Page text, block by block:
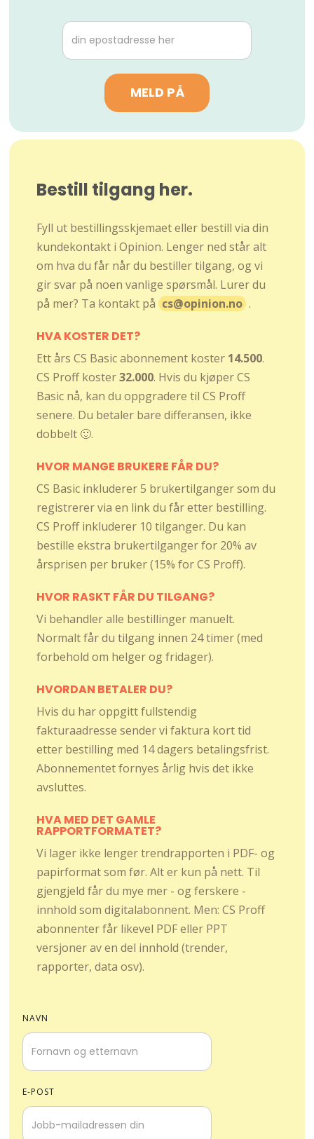
Bestill tilgang her.
Fyll ut bestillingsskjemaet eller bestill via din
kundekontakt i Opinion. Lenger ned står alt
om hva du får når du bestiller tilgang, og vi
gir svar på noen vanlige spørsmål. Lurer du
på mer? Ta kontakt på cs@opinion.no .
HVA KOSTER DET?
Ett års CS Basic abonnement koster 14.500.
CS Proff koster32.000. Hvis du kjøper CS
Basic nå, kan du oppgradere til CS Proff
senere. Du betaler bare differansen, ikke
dobbelt 🙂.
HVOR MANGE BRUKERE FÅR DU?
CS Basic inkluderer 5 brukertilganger som du
registrerer via en link du får etter bestilling.
CS Proff inkluderer 10 tilganger. Du kan
bestille ekstra brukertilganger for 20% av
årsprisen per bruker (15% for CS Proff).
HVOR RASKT FÅR DU TILGANG?
Vi behandler alle bestillinger manuelt.
Normalt får du tilgang innen 24 timer (med
forbehold om helger og fridager).
HVORDAN BETALER DU?
Hvis du har oppgitt fullstendig
fakturaadresse sender vi faktura kort tid
etter bestilling med 14 dagers betalingsfrist.
Abonnementet fornyes årlig hvis det ikke
avsluttes.
HVA MED DET GAMLE
RAPPORTFORMATET?
Vi lager ikke lenger trendrapporten i PDF- og
papirformat som før. Alt er kun på nett. Til
gjengjeld får du mye mer - og ferskere -
innhold som digitalabonnent. Men: CS Proff
abonnenter får likevel PDF eller PPT
versjoner av en del innhold (trender,
rapporter, data osv).
NAVN
E-POST